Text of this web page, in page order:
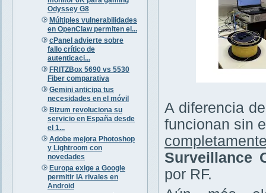
Odyssey G8
Múltiples vulnerabilidades
en OpenClaw permiten el...
cPanel advierte sobre
fallo crítico de
autenticaci...
FRITZBox 5690 vs 5530
Fiber comparativa
Gemini anticipa tus
necesidades en el móvil
Bizum revoluciona su
servicio en España desde
el 1...
Adobe mejora Photoshop
y Lightroom con
novedades
Europa exige a Google
permitir IA rivales en
Android
A diferencia
funcionan sin
Surveillance
por RF.